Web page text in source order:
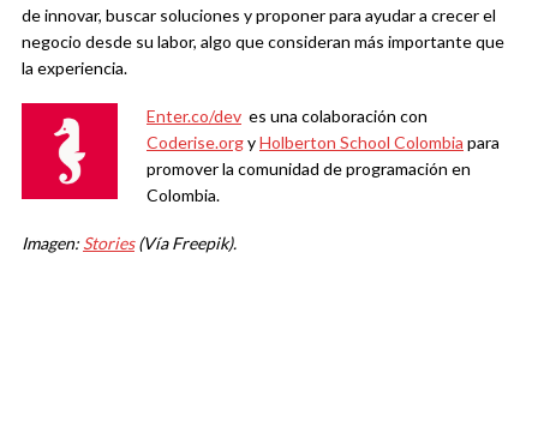
de innovar, buscar soluciones y proponer para ayudar a crecer el
negocio desde su labor, algo que consideran más importante que
la experiencia.
Enter.co/dev es una colaboración con
Coderise.orgyHolberton School Colombia para
promover la comunidad de programación en
Colombia.
Imagen: Stories(Vía Freepik).